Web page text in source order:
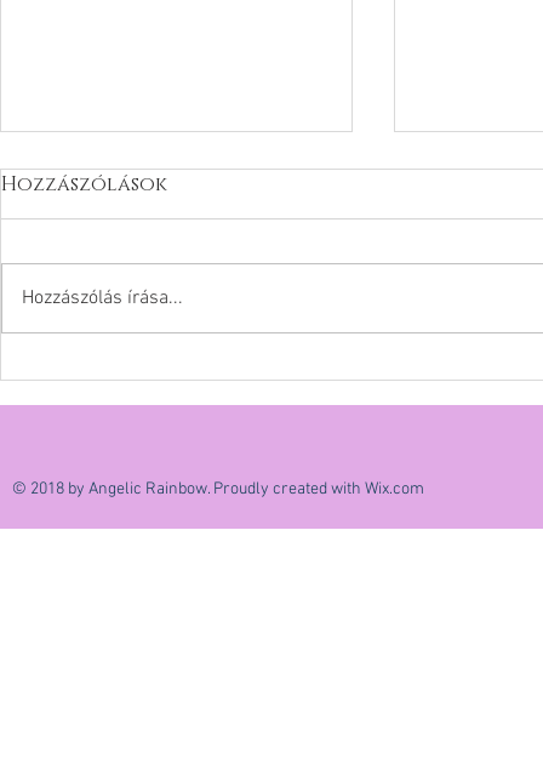
Hozzászólások
Hozzászólás írása...
© 2018 by Angelic Rainbow. Proudly created with Wix.com